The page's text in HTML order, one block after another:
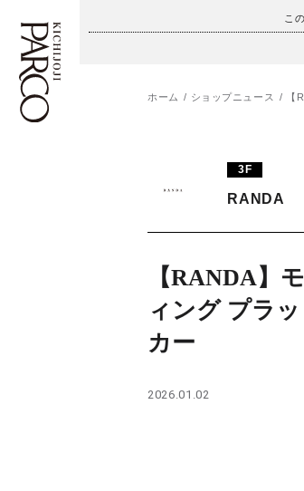
こ
施設案内・アクセス
レストラン・カフェ
TAX FREE
ภาษาไทย
ホーム ショップニュース 【
3F
RANDA
【RANDA】
ィング プラ
カー
2026.01.02